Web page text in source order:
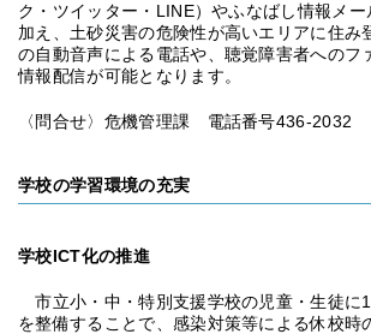
ク・ツイッター・LINE）やふなばし情報メー
加え、土砂災害の危険性が高いエリアに住み
の自動音声による電話や、聴覚障害者へのフ
情報配信が可能となります。
〈問合せ〉危機管理課 電話番号436-2032
学校の学習環境の充実
学校ICT化の推進
市立小・中・特別支援学校の児童・生徒に
を整備することで、感染対策等による休校時